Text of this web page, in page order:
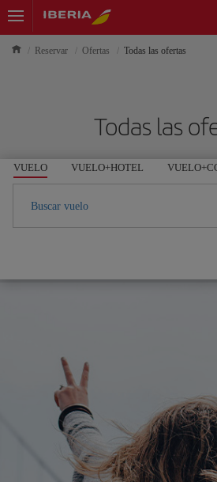
Reservar Ofertas Todas las ofertas
Todas las
VUELO VUELO+HOTEL
Buscar vuelo